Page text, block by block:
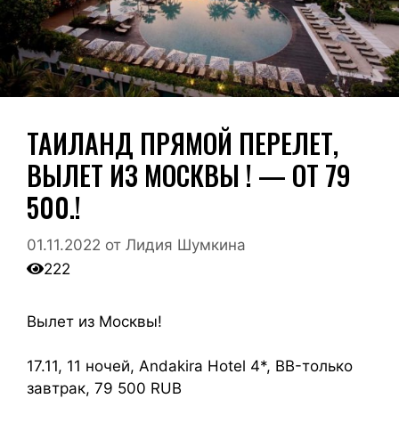
ТАИЛАНД ПРЯМОЙ ПЕРЕЛЕТ,
ВЫЛЕТ ИЗ МОСКВЫ ! — ОТ 79
500.!
01.11.2022 от Лидия Шумкина
222
Вылет из Москвы!
17.11, 11 ночей, Andakira Hotel 4*, BB-только
завтрак, 79 500 RUB